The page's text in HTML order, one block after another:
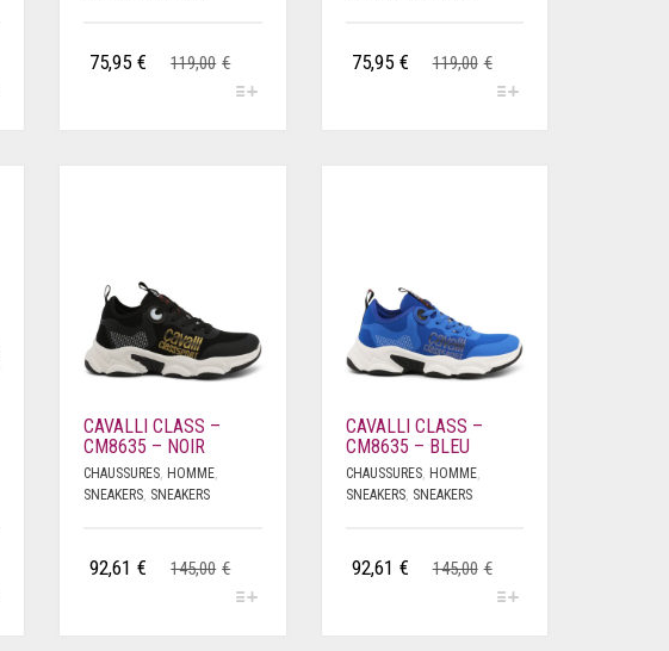
119,00 €
75,95 € 119,00 €
75,95 €
CAVALLI CLASS –
CM8635 – NOIR
CHAUSSURES HOMME
SNEAKERS SNEAKERS
145,00 €
92,61 €
CAVALLI CLASS –
CM8635 – BLEU
CHAUSSURES, HOMME,
SNEAKERS, SNEAKERS
145,00 €
92,61 €